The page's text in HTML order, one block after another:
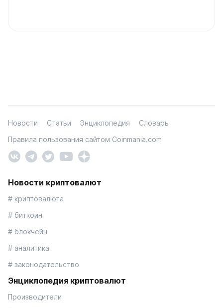
Новости Статьи Энциклопедия
Словарь
Правила пользования сайтом Coinmania.com
Новости криптовалют
# криптовалюта
# биткоин
# блокчейн
# аналитика
# законодательство
Энциклопедия криптовалют
Производители